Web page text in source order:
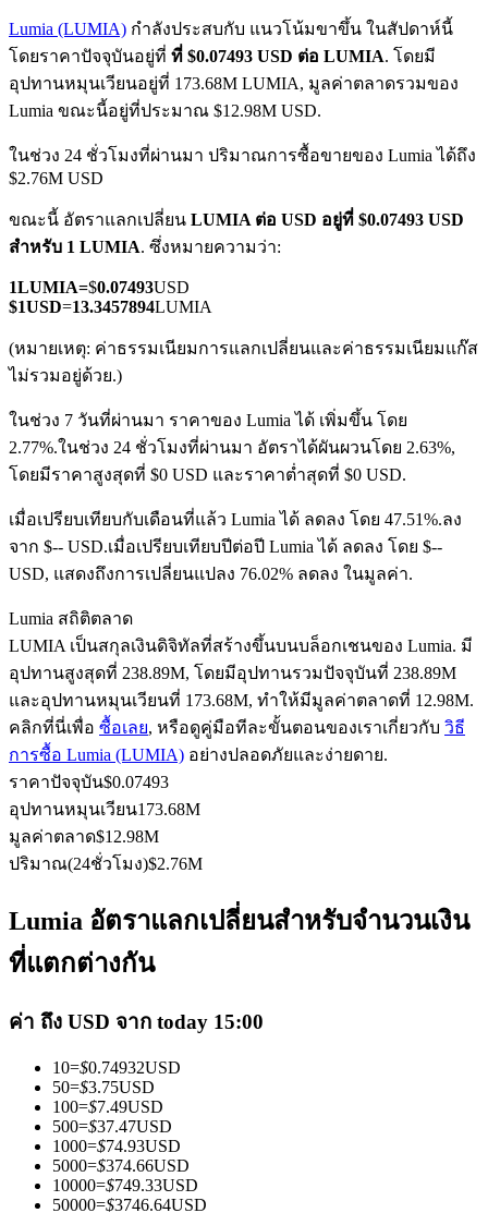
ฟิวเจอร์ส COIN-M
ฟิวเจอร์สสกุลเงินดิจิทัล
TradFi
อนุพันธ์ของหุ้น ฟอเร็กซ์ โลหะมีค่า และสินค้าโภคภัณฑ์
ฟิวเจอร์ส USDC
ฟิวเจอร์สที่ใช้ USDC เป็นหลักประกัน
คัดลอกการซื้อขาย
เข้าร่วมกับเทรดเดอร์ชั้นนำ
เป็นเทรดเดอร์คัดลอก
ลอกการซื้อขาย
Lumia (LUMIA) กำลังประสบกับ แนวโน้มขาขึ้น ในสัปดาห์นี้
โดยราคาปัจจุบันอยู่ที่ ที่ $0.07493 USD ต่อ LUMIA. โดยมี
อุปทานหมุนเวียนอยู่ที่ 173.68M LUMIA, มูลค่าตลาดรวมของ
Lumia ขณะนี้อยู่ที่ประมาณ $12.98M USD.
ในช่วง 24 ชั่วโมงที่ผ่านมา ปริมาณการซื้อขายของ Lumia ได้ถึง
$2.76M USD
ขณะนี้ อัตราแลกเปลี่ยน LUMIA ต่อ USD อยู่ที่ $0.07493 USD
สำหรับ 1 LUMIA. ซึ่งหมายความว่า:
1LUMIA=$0.07493USD
$1USD=13.3457894LUMIA
(หมายเหตุ: ค่าธรรมเนียมการแลกเปลี่ยนและค่าธรรมเนียมแก๊ส
ไม่รวมอยู่ด้วย.)
ในช่วง 7 วันที่ผ่านมา ราคาของ Lumia ได้ เพิ่มขึ้น โดย
2.77%.ในช่วง 24 ชั่วโมงที่ผ่านมา อัตราได้ผันผวนโดย 2.63%,
โดยมีราคาสูงสุดที่ $0 USD และราคาต่ำสุดที่ $0 USD.
เมื่อเปรียบเทียบกับเดือนที่แล้ว Lumia ได้ ลดลง โดย 47.51%.ลง
จาก $-- USD.เมื่อเปรียบเทียบปีต่อปี Lumia ได้ ลดลง โดย $--
USD, แสดงถึงการเปลี่ยนแปลง 76.02% ลดลง ในมูลค่า.
Lumia สถิติตลาด
LUMIA เป็นสกุลเงินดิจิทัลที่สร้างขึ้นบนบล็อกเชนของ Lumia. มี
อุปทานสูงสุดที่ 238.89M, โดยมีอุปทานรวมปัจจุบันที่ 238.89M
และอุปทานหมุนเวียนที่ 173.68M, ทำให้มีมูลค่าตลาดที่ 12.98M.
คลิกที่นี่เพื่อ ซื้อเลย, หรือดูคู่มือทีละขั้นตอนของเราเกี่ยวกับ วิธี
การซื้อ Lumia (LUMIA) อย่างปลอดภัยและง่ายดาย.
ราคาปัจจุบัน$0.07493
อุปทานหมุนเวียน173.68M
มูลค่าตลาด$12.98M
ปริมาณ(24ชั่วโมง)$2.76M
Lumia อัตราแลกเปลี่ยนสำหรับจำนวนเงิน
ที่แตกต่างกัน
ค่า ถึง USD จาก today 15:00
10=$0.74932USD
50=$3.75USD
100=$7.49USD
500=$37.47USD
1000=$74.93USD
5000=$374.66USD
10000=$749.33USD
50000=$3746.64USD